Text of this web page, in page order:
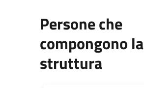
Persone che
compongono la
struttura